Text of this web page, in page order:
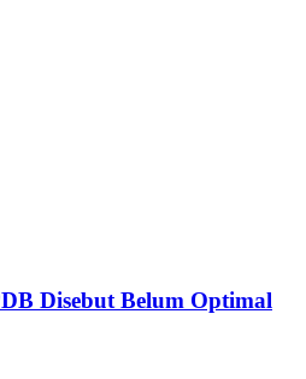
Disebut Belum Optimal